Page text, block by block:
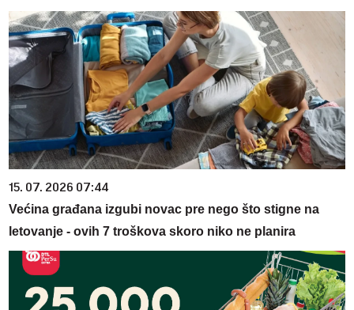
15. 07. 2026 07:44
Većina građana izgubi novac pre nego što stigne na
letovanje - ovih 7 troškova skoro niko ne planira